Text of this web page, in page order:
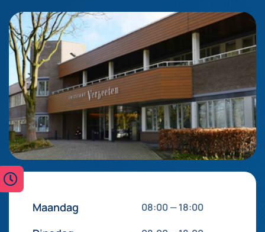
Maandag 08:00—18:00